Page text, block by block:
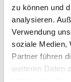
zu können und
analysieren.
Verwendung
soziale Medien,
Partner führen
weiteren Daten
Herbst aus
bleibt alles wie
Produkte,